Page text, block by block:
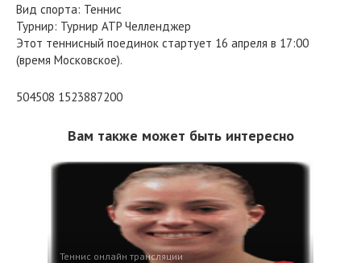
Вид спорта: Теннис
Турнир: Турнир ATP Челленджер
Этот теннисный поединок стартует 16 апреля в 17:00
(время Московское).
504508 1523887200
Вам также может быть интересно
Теннис онлайн трансляции